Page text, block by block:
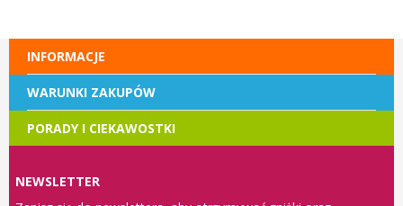
INFORMACJE
WARUNKI ZAKUPÓW
PORADY I CIEKAWOSTKI
NEWSLETTER